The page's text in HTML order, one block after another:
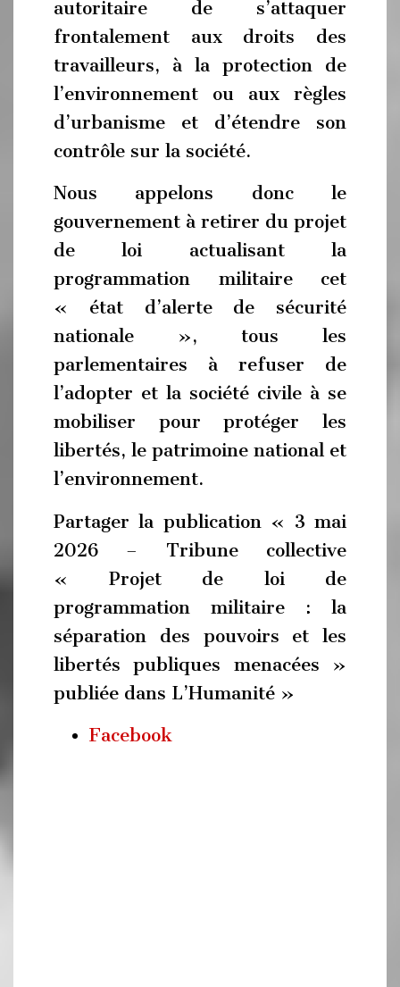
autoritaire de s’attaquer
frontalement aux droits des
travailleurs, à la protection de
l’environnement ou aux règles
d’urbanisme et d’étendre son
contrôle sur la société.
Nous appelons donc le
gouvernement à retirer du projet
de loi actualisant la
programmation militaire cet
« état d’alerte de sécurité
nationale », tous les
parlementaires à refuser de
l’adopter et la société civile à se
mobiliser pour protéger les
libertés, le patrimoine national et
l’environnement.
Partager la publication « 3 mai
2026 – Tribune collective
« Projet de loi de
programmation militaire : la
séparation des pouvoirs et les
libertés publiques menacées »
publiée dans L’Humanité »
Facebook